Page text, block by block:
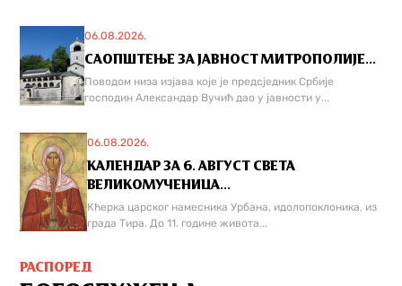
06.08.2026.
САОПШТЕЊЕ ЗА ЈАВНОСТ МИТРОПОЛИЈЕ...
Поводом низа изјава које је предсједник Србије
господин Александар Вучић дао у јавности у...
06.08.2026.
КАЛЕНДАР ЗА 6. АВГУСТ СВЕТА
ВЕЛИКОМУЧЕНИЦА...
Кћерка царског намесника Урбана, идолопоклоника, из
града Тира. До 11. године живота...
РАСПОРЕД